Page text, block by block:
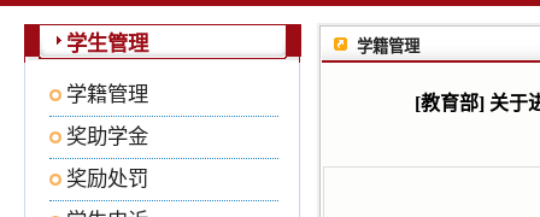
学生管理
学籍管理
奖助学金
奖励处罚
学籍管理
[教育部] 关于